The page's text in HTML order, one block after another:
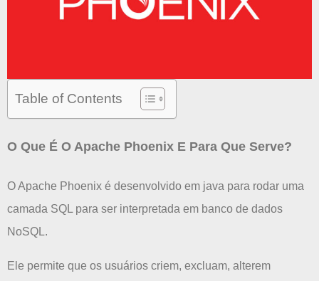
Table of Contents
O Que É O Apache Phoenix E Para Que Serve?
O Apache Phoenix é desenvolvido em java para rodar uma
camada SQL para ser interpretada em banco de dados
NoSQL.
Ele permite que os usuários criem, excluam, alterem